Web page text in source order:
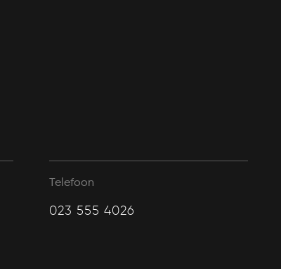
Telefoon
023 555 4026